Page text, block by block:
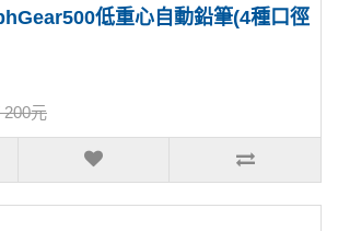
低重心自動鉛筆(4種口徑
200元